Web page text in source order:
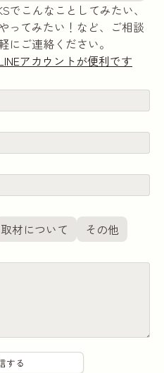
でこんなことしてみたい、
ってみたい！など、ご相談
にご連絡ください。
アカウントが便利です
取材について その他